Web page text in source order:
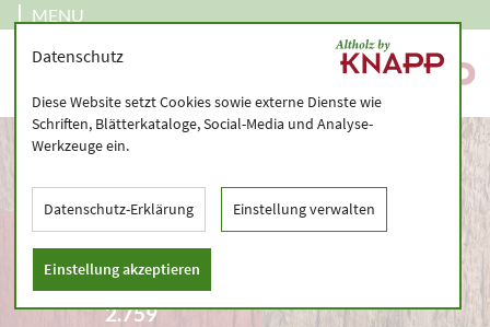
MENU
334.221.03 – ETWA
REICHSFORMAT, CA.
250 X 120 X 65 MM – –
2.759
Datenschutz
Diese Website setzt Cookies sowie externe Dienste wie
Schriften, Blätterkataloge, Social-Media und Analyse-
Werkzeuge ein.
Datenschutz-Erklärung Einstellung verwalten
Einstellung akzeptieren